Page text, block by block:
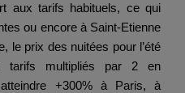
aux tarifs habituels, ce qui
ou encore à Saint-Etienne
le prix des nuitées pour l’été
tarifs multipliés par 2 en
+300% à Paris, à